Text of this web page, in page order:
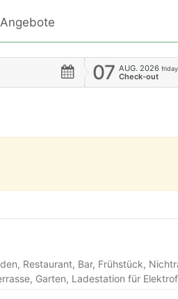
Angebote
07 AUG. 2026 friday
Check-out
Restaurant, Bar, Frühstück,
Garten, Ladestation für